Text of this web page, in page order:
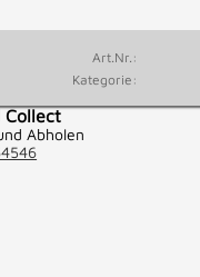
Art.Nr.:
Kategorie:
Collect
Abholen